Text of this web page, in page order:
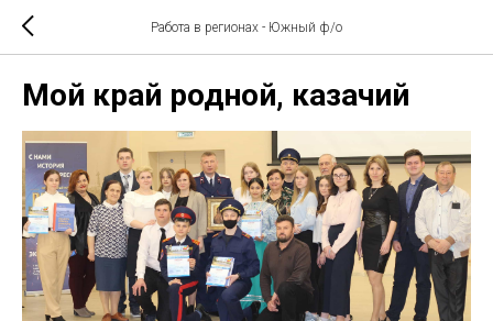
Работа в регионах - Южный ф/о
Мой край родной, казачий